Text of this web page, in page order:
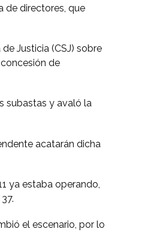
de directores, que
Justicia (CSJ) sobre
de
subastas y avaló la
acatarán dicha
ya estaba operando,
el escenario, por lo